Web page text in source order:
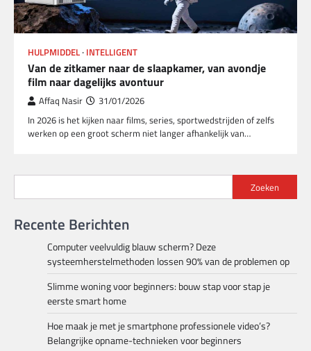
HULPMIDDEL INTELLIGENT
Van de zitkamer naar de slaapkamer, van avondje
film naar dagelijks avontuur
Affaq Nasir 31/01/2026
In 2026 is het kijken naar films, series, sportwedstrijden of zelfs
werken op een groot scherm niet langer afhankelijk van…
Zoeken
Recente Berichten
Computer veelvuldig blauw scherm? Deze
systeemherstelmethoden lossen 90% van de problemen op
Slimme woning voor beginners: bouw stap voor stap je
eerste smart home
Hoe maak je met je smartphone professionele video’s?
Belangrijke opname-technieken voor beginners